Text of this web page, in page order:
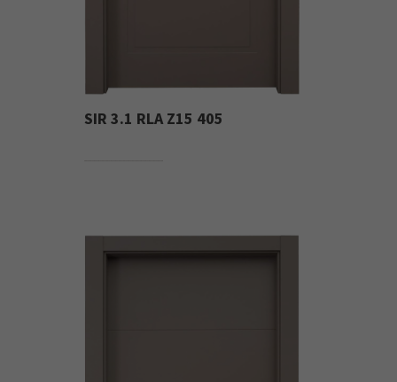
SIR 3.1 RLA Z15 405